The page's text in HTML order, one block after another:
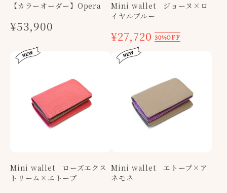
【カラーオーダー】Opera
¥53,900
Mini wallet ジョーヌ×ロ
イヤルブルー
¥27,720 30%OFF
Mini wallet ローズエクス
トリーム×エトープ
Mini wallet エトープ×ア
ネモネ